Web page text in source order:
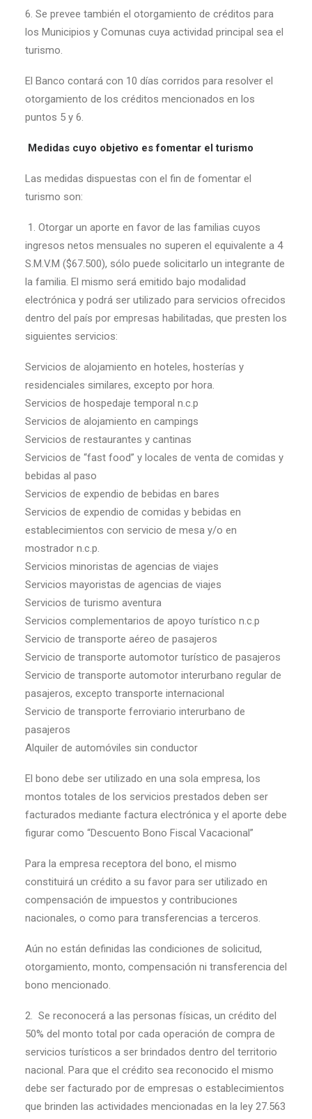
6. Se prevee también el otorgamiento de créditos para
los Municipios y Comunas cuya actividad principal sea el
turismo.
El Banco contará con 10 días corridos para resolver el
otorgamiento de los créditos mencionados en los
puntos 5 y 6.
Medidas cuyo objetivo es fomentar el turismo
Las medidas dispuestas con el fin de fomentar el
turismo son:
1. Otorgar un aporte en favor de las familias cuyos
ingresos netos mensuales no superen el equivalente a 4
S.M.V.M ($67.500), sólo puede solicitarlo un integrante de
la familia. El mismo será emitido bajo modalidad
electrónica y podrá ser utilizado para servicios ofrecidos
dentro del país por empresas habilitadas, que presten los
siguientes servicios:
Servicios de alojamiento en hoteles, hosterías y
residenciales similares, excepto por hora.
Servicios de hospedaje temporal n.c.p
Servicios de alojamiento en campings
Servicios de restaurantes y cantinas
Servicios de “fast food” y locales de venta de comidas y
bebidas al paso
Servicios de expendio de bebidas en bares
Servicios de expendio de comidas y bebidas en
establecimientos con servicio de mesa y/o en
mostrador n.c.p.
Servicios minoristas de agencias de viajes
Servicios mayoristas de agencias de viajes
Servicios de turismo aventura
Servicios complementarios de apoyo turístico n.c.p
Servicio de transporte aéreo de pasajeros
Servicio de transporte automotor turístico de pasajeros
Servicio de transporte automotor interurbano regular de
pasajeros, excepto transporte internacional
Servicio de transporte ferroviario interurbano de
pasajeros
Alquiler de automóviles sin conductor
El bono debe ser utilizado en una sola empresa, los
montos totales de los servicios prestados deben ser
facturados mediante factura electrónica y el aporte debe
figurar como “Descuento Bono Fiscal Vacacional”
Para la empresa receptora del bono, el mismo
constituirá un crédito a su favor para ser utilizado en
compensación de impuestos y contribuciones
nacionales, o como para transferencias a terceros.
Aún no están definidas las condiciones de solicitud,
otorgamiento, monto, compensación ni transferencia del
bono mencionado.
2. Se reconocerá a las personas físicas, un crédito del
50% del monto total por cada operación de compra de
servicios turísticos a ser brindados dentro del territorio
nacional. Para que el crédito sea reconocido el mismo
debe ser facturado por de empresas o establecimientos
que brinden las actividades mencionadas en la ley 27.563